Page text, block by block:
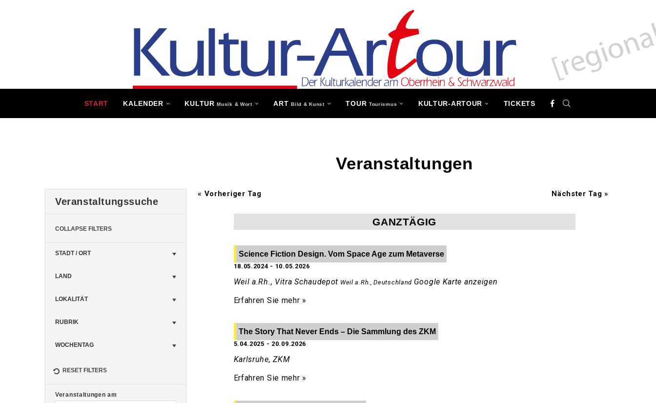
START KALENDER KULTURMusik & Wort ARTBild & Kunst TOUR Tourismus KULTUR-ARTOUR TICKETS
Veranstaltungen
Veranstaltungssuche
COLLAPSE FILTERS
STADT / ORT
LAND
LOKALITÄT
RUBRIK
WOCHENTAG
RESET FILTERS
Suche
Veranstaltungen
SucheVeranstaltungen am
« Vorheriger Tag Nächster Tag»
GANZTÄGIG
Science Fiction Design. Vom Space Age zum Metaverse
18.05.2024 - 10.05.2026
Weil a.Rh., Vitra Schaudepot Weil a.Rh. Deutschland Google Karte anzeigen
Erfahren Sie mehr »
The Story That Never Ends – Die Sammlung des ZKM
5.04.2025 - 20.09.2026
Karlsruhe, ZKM
Erfahren Sie mehr »